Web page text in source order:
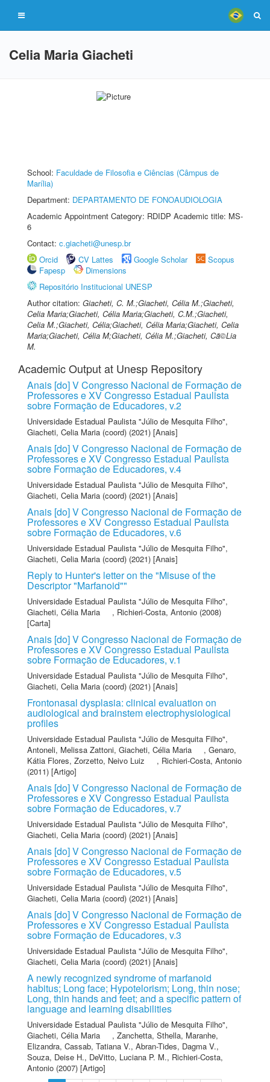
Celia Maria Giacheti
School: Faculdade de Filosofia e Ciências (Câmpus de
Marília)
Department: DEPARTAMENTO DE FONOAUDIOLOGIA
Academic Appointment Category: RDIDP Academic title: MS-
6
Contact: c.giacheti@unesp.br
Orcid
CV Lattes Google Scholar
Scopus
Fapesp
Dimensions
Repositório Institucional UNESP
Author citation: Giacheti, C. M.;Giacheti, Célia M.;Giacheti,
Celia Maria;Giacheti, Célia Maria;Giacheti, C.M.;Giacheti,
Celia M.;Giacheti, Célia;Giacheti, Célia Maria;Giacheti, Celia
Maria;Giacheti, Célia M;Giacheti, Célia M.;Giacheti, Cã©Lia
M.
Academic Output at Unesp Repository
Anais [do] V Congresso Nacional de Formação de
Professores e XV Congresso Estadual Paulista
sobre Formação de Educadores, v.2
Universidade Estadual Paulista "Júlio de Mesquita Filho",
Giacheti, Celia Maria (coord) (2021) [Anais]
Anais [do] V Congresso Nacional de Formação de
Professores e XV Congresso Estadual Paulista
sobre Formação de Educadores, v.4
Universidade Estadual Paulista "Júlio de Mesquita Filho",
Giacheti, Celia Maria (coord) (2021) [Anais]
Anais [do] V Congresso Nacional de Formação de
Professores e XV Congresso Estadual Paulista
sobre Formação de Educadores, v.6
Universidade Estadual Paulista "Júlio de Mesquita Filho",
Giacheti, Celia Maria (coord) (2021) [Anais]
Reply to Hunter's letter on the "Misuse of the
Descriptor "Marfanoid""
Universidade Estadual Paulista "Júlio de Mesquita Filho",
Giacheti, Célia Maria
, Richieri-Costa, Antonio (2008)
[Carta]
Anais [do] V Congresso Nacional de Formação de
Professores e XV Congresso Estadual Paulista
sobre Formação de Educadores, v.1
Universidade Estadual Paulista "Júlio de Mesquita Filho",
Giacheti, Celia Maria (coord) (2021) [Anais]
Frontonasal dysplasia: clinical evaluation on
audiological and brainstem electrophysiological
profiles
Universidade Estadual Paulista "Júlio de Mesquita Filho",
Antoneli, Melissa Zattoni, Giacheti, Célia Maria , Genaro,
Kátia Flores, Zorzetto, Neivo Luiz , Richieri-Costa, Antonio
(2011) [Artigo]
Anais [do] V Congresso Nacional de Formação de
Professores e XV Congresso Estadual Paulista
sobre Formação de Educadores, v.7
Universidade Estadual Paulista "Júlio de Mesquita Filho",
Giacheti, Celia Maria (coord) (2021) [Anais]
Anais [do] V Congresso Nacional de Formação de
Professores e XV Congresso Estadual Paulista
sobre Formação de Educadores, v.5
Universidade Estadual Paulista "Júlio de Mesquita Filho",
Giacheti, Celia Maria (coord) (2021) [Anais]
Anais [do] V Congresso Nacional de Formação de
Professores e XV Congresso Estadual Paulista
sobre Formação de Educadores, v.3
Universidade Estadual Paulista "Júlio de Mesquita Filho",
Giacheti, Celia Maria (coord) (2021) [Anais]
A newly recognized syndrome of marfanoid
habitus; Long face; Hypotelorism; Long, thin nose;
Long, thin hands and feet; and a specific pattern of
language and learning disabilities
Universidade Estadual Paulista "Júlio de Mesquita Filho",
Giacheti, Célia Maria
, Zanchetta, Sthella, Maranhe,
Elizandra, Cassab, Tatiana V., Abran-Tides, Dagma V.,
Souza, Deise H., DeVitto, Luciana P. M., Richieri-Costa,
Antonio (2007) [Artigo]